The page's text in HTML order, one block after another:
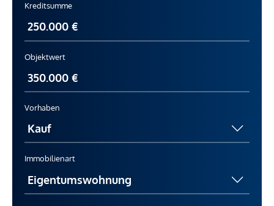
Kreditsumme
Objektwert
Vorhaben
Immobilienart